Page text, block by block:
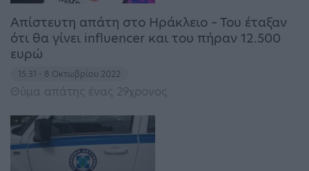
Απίστευτη απάτη στο Ηράκλειο – Του έταξαν
ότι θα γίνει influencer και του πήραν 12.500
ευρώ
15:31 - 8 Οκτωβρίου 2022
Θύμα απάτης ένας 29χρονος